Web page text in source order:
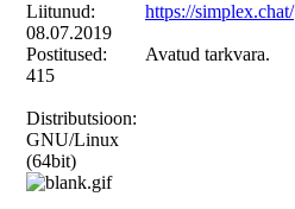
Liitunud:
08.07.2019
Postitused:
415
Distributsioon:
GNU/Linux
(64bit)
https://simplex.chat/
Avatud tarkvara.